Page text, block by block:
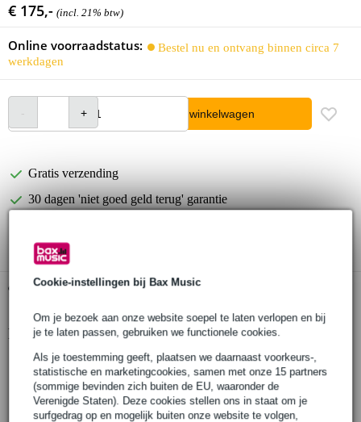
Cookie-instellingen bij Bax Music
Om je bezoek aan onze website soepel te laten verlopen en bij
je te laten passen, gebruiken we functionele cookies.
Als je toestemming geeft, plaatsen we daarnaast voorkeurs-,
statistische en marketingcookies, samen met onze 15 partners
(sommige bevinden zich buiten de EU, waaronder de
Verenigde Staten). Deze cookies stellen ons in staat om je
surfgedrag op en mogelijk buiten onze website te volgen,
€ 175,- (incl. 21% btw)
Online voorraadstatus:
Bestel nu en ontvang binnen circa 7
werkdagen
In winkelwagen
Gratis verzending
30 dagen 'niet goed geld terug' garantie
Gratis ophalen in de winkel
Productinformatie
afmetingen platform: 1000 x 1000 x 50 mm
antislip toplaag (bruine kleur)
gewicht per platform: 7 kg